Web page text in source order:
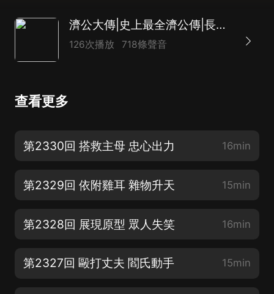
濟公大傳|史上最全濟公傳|長篇神魔評書|致敬經典|達林開講
126次播放 718條聲音
查看更多
第2330回 搭救主母 忠心出力 16min
第2329回 依附雞耳 雜物升天 15min
第2328回 展現原型 眾人失笑 16min
第2327回 毆打丈夫 閻氏動手 15min